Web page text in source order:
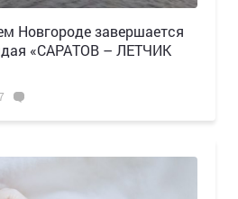
Новгороде завершается
«САРАТОВ – ЛЕТЧИК